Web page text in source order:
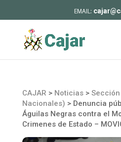
CAJAR > Noticias>
Nacionales) > Denuncia
Águilas Negras contra el
Crimenes de Estado –